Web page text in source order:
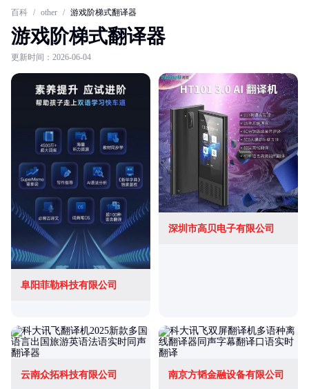
百科 / other / 游戏阶梯式翻译器
游戏阶梯式翻译器
更新时间：2026-06-04
阜阳菲勒科技有限公司
深圳市高贝电子有限公司
云南众拓科技有限公司 南京方韬金融设备有限公司